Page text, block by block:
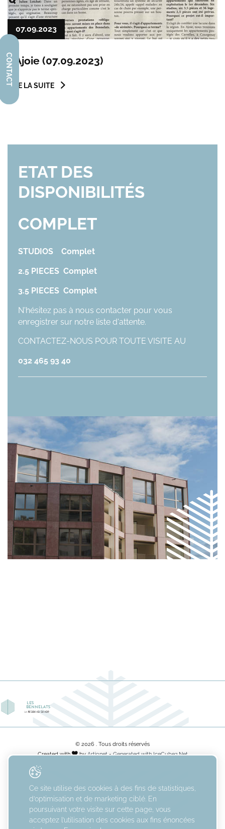
07.09.2023
L'Ajoie (07.09.2023)
LIRE LA SUITE
ETAT DES
DISPONIBILITÉS
COMPLET
STUDIOS Complet
2.5 PIECES Complet
3.5 PIECES Complet
N'hésitez pas à nous contacter pour vous
enregistrer sur notre liste d'attente.
CONTACTEZ-NOUS POUR TOUTE VISITE AU
032 465 93 40
CONTACT
© 2026 . Tous droits réservés
Created with
by Artionet- Generated with IceCube2.Net
Ce site utilise des cookies à des fins de statistiques,
d’optimisation et de marketing ciblé. En
poursuivant votre visite sur cette page, vous
acceptez l’utilisation des cookies aux fins énoncées